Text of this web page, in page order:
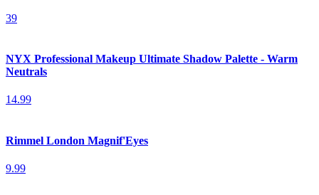
39
NYX Professional Makeup Ultimate Shadow Palette - Warm
Neutrals
14.99
Rimmel London Magnif'Eyes
9.99